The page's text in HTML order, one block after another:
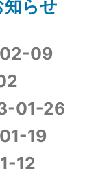
知らせ
09
01-26
19
12